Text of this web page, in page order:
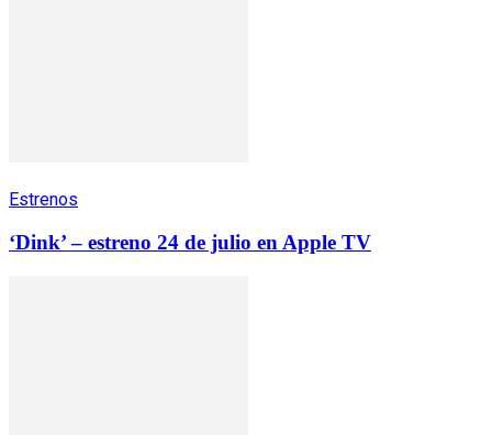
Estrenos
‘Dink’ – estreno 24 de julio en Apple TV